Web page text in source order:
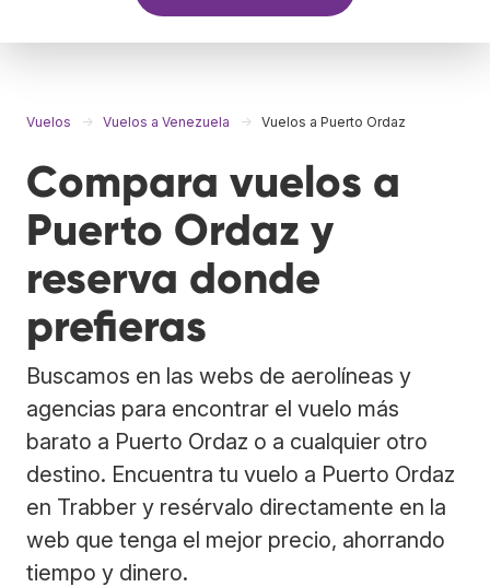
Vuelos Vuelos a Venezuela Vuelos a Puerto Ordaz
Compara vuelos a
Puerto Ordaz y
reserva donde
prefieras
Buscamos en las webs de aerolíneas y
agencias para encontrar el vuelo más
barato a Puerto Ordaz o a cualquier otro
destino. Encuentra tu vuelo a Puerto Ordaz
en Trabber y resérvalo directamente en la
web que tenga el mejor precio, ahorrando
tiempo y dinero.